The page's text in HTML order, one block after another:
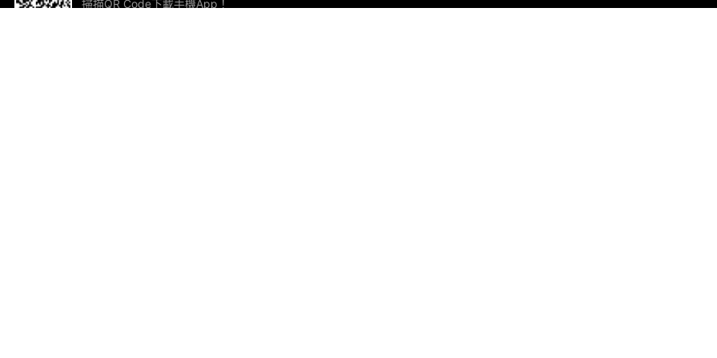
掃描QR Code下載手機App！